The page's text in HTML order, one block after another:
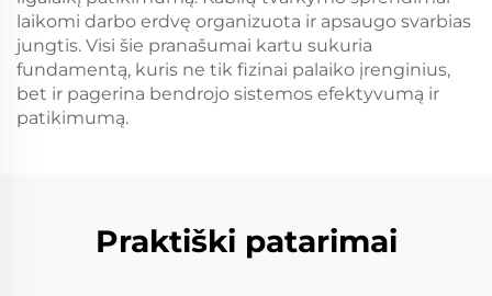
laikomi darbo erdvę organizuota ir apsaugo svarbias
jungtis. Visi šie pranašumai kartu sukuria
fundamentą, kuris ne tik fizinai palaiko įrenginius,
bet ir pagerina bendrojo sistemos efektyvumą ir
patikimumą.
Praktiški patarimai